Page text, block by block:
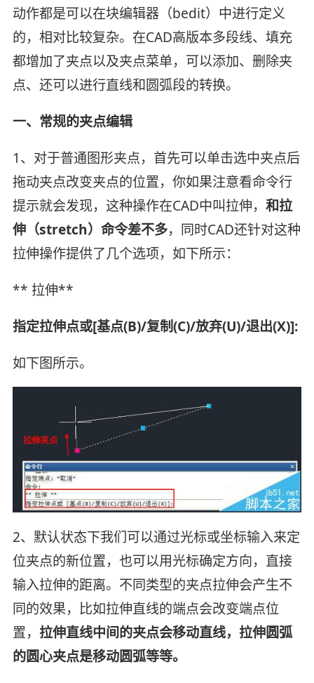
动作都是可以在块编辑器（bedit）中进行定义
的，相对比较复杂。在CAD高版本多段线、填充
都增加了夹点以及夹点菜单，可以添加、删除夹
点、还可以进行直线和圆弧段的转换。
一、常规的夹点编辑
1、对于普通图形夹点，首先可以单击选中夹点后
拖动夹点改变夹点的位置，你如果注意看命令行
提示就会发现，这种操作在CAD中叫拉伸， 和拉
伸（stretch）命令差不多，同时CAD还针对这种
拉伸操作提供了几个选项，如下所示：
** 拉伸**
指定拉伸点或[基点(B)/复制(C)/放弃(U)/退出(X)]:
如下图所示。
2、默认状态下我们可以通过光标或坐标输入来定
位夹点的新位置，也可以用光标确定方向，直接
输入拉伸的距离。不同类型的夹点拉伸会产生不
同的效果，比如拉伸直线的端点会改变端点位
置， 拉伸直线中间的夹点会移动直线，拉伸圆弧
的圆心夹点是移动圆弧等等。